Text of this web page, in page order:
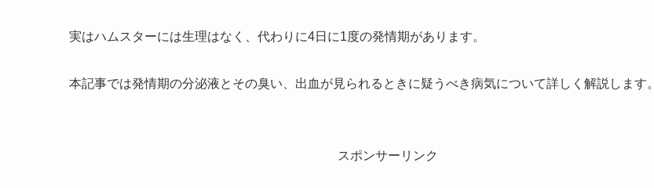
実はハムスターには生理はなく、代わりに4日に1度の発情期があります。
本記事では発情期の分泌液とその臭い、出血が見られるときに疑うべき病気について詳しく解説します。
スポンサーリンク